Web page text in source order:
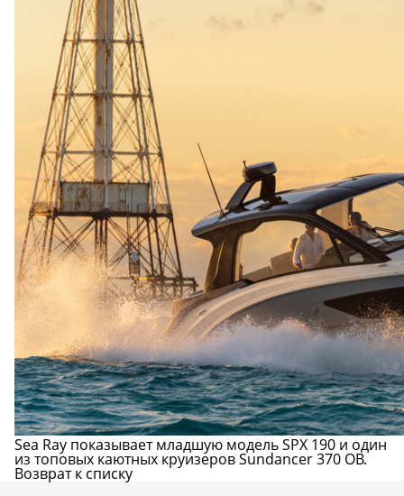
Sea Ray показывает младшую модель SPX 190 и один
из топовых каютных круизеров Sundancer 370 OB.
Возврат к списку